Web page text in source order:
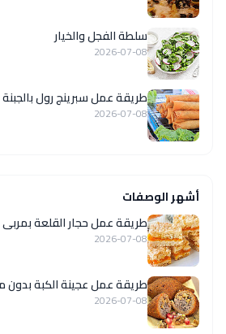
سلطة الفجل والخيار
2026-07-08
طريقة عمل سبرينج رول
2026-07-08
أشهر الوصفات
طريقة عمل حجار القلعة
2026-07-08
طريقة عمل عجينة الكبة بدون
2026-07-08